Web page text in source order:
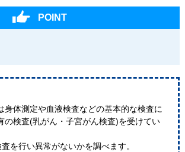
POINT
体測定や血液検査などの基本的な検査に
の検査(乳がん・子宮がん検査)を受けてい
を行い異常がないかを調べます。